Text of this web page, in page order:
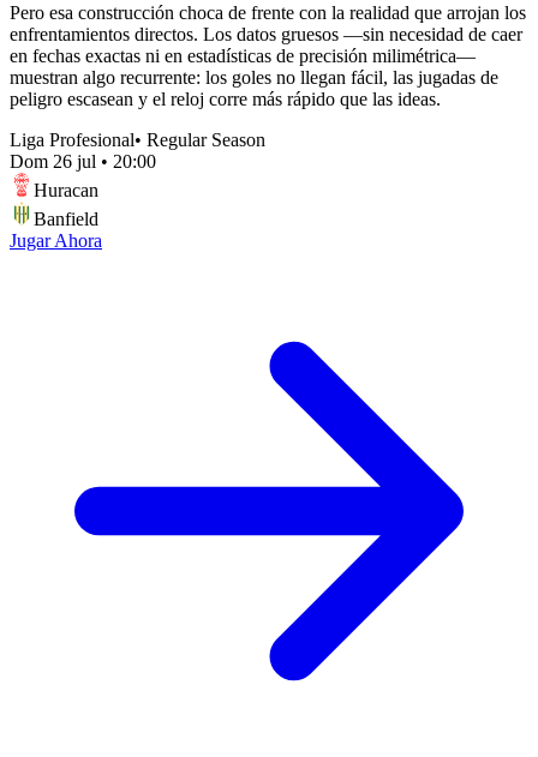
Pero esa construcción choca de frente con la realidad que arrojan los
enfrentamientos directos. Los datos gruesos —sin necesidad de caer
en fechas exactas ni en estadísticas de precisión milimétrica—
muestran algo recurrente: los goles no llegan fácil, las jugadas de
peligro escasean y el reloj corre más rápido que las ideas.
Liga Profesional• Regular Season
Dom 26 jul • 20:00
Huracan
Banfield
Jugar Ahora